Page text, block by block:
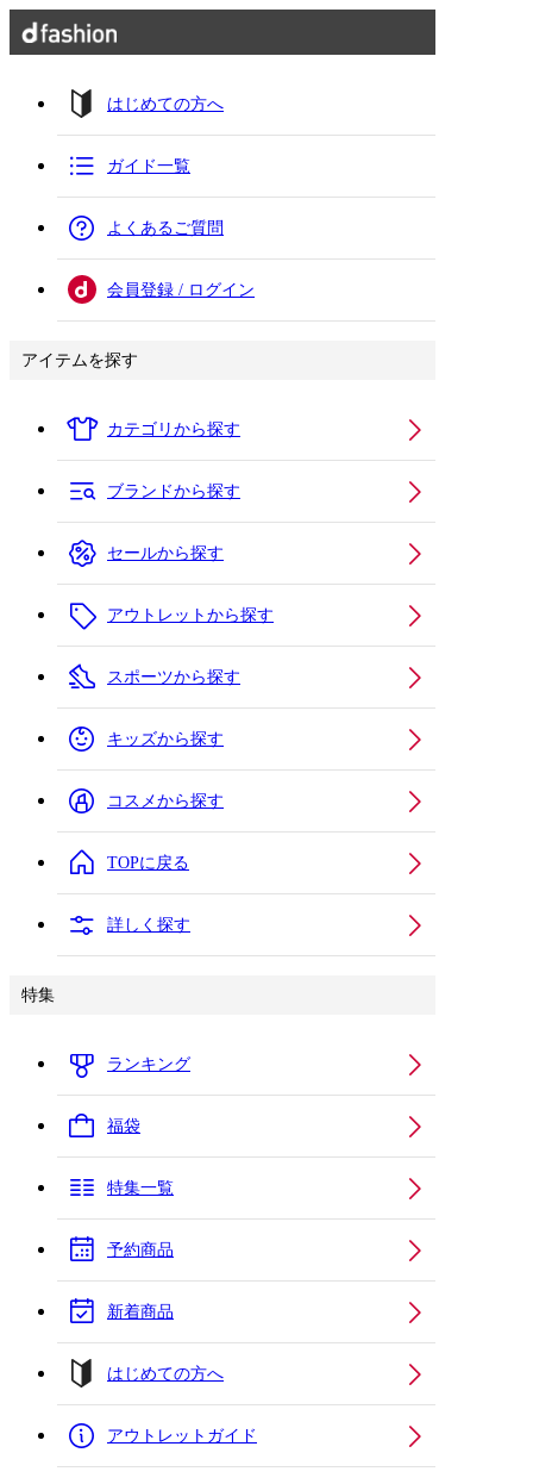
はじめての方へ
ガイド一覧
よくあるご質問
会員登録 / ログイン
アイテムを探す
カテゴリから探す
ブランドから探す
セールから探す
アウトレットから探す
スポーツから探す
キッズから探す
コスメから探す
TOPに戻る
詳しく探す
特集
ランキング
福袋
特集一覧
予約商品
新着商品
はじめての方へ
アウトレットガイド